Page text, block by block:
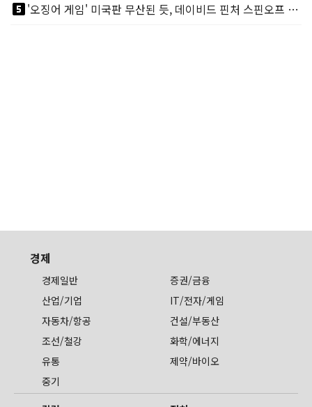
looks_5
'오징어 게임' 미국판 무산된 듯, 데이비드 핀처 스핀오프 철회
경제
경제일반
증권/금융
산업/기업
IT/전자/게임
자동차/항공
건설/부동산
조선/철강
화학/에너지
유통
제약/바이오
중기